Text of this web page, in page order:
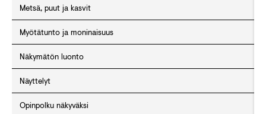
Metsä, puut ja kasvit
Myötätunto ja moninaisuus
Näkymätön luonto
Näyttelyt
Opinpolku näkyväksi